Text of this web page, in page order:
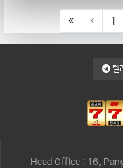
1
텔
Head Office : 16,